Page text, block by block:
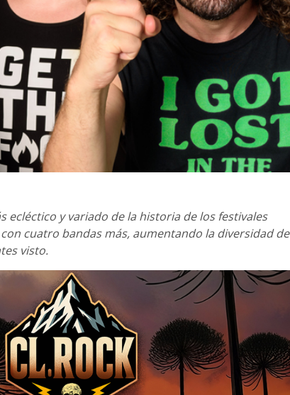
ecléctico y variado de la historia de los festivales
cuatro bandas más, aumentando la diversidad de
visto.